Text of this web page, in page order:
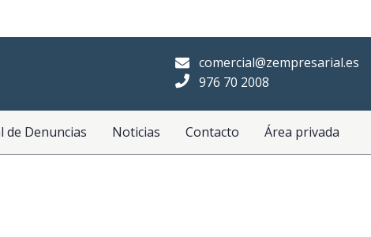
comercial@zempresarial.es
976 70 2008
de Denuncias Noticias Contacto Área privada